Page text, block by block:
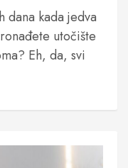
dana kada jedva
utočište
Eh, da, svi